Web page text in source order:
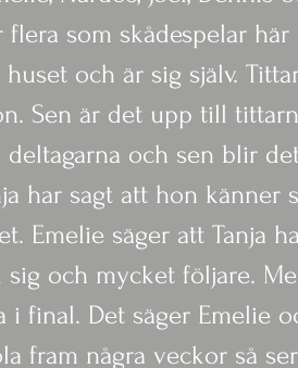
flera som skådespelar
och är sig själv.
Sen är det upp till
deltagarna och sen blir
har sagt att hon känner
Emelie säger att Tanja
och mycket följare.
i final. Det säger Emelie
fram några veckor så